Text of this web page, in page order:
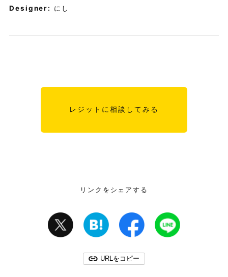
Designer:
にし
レジットに相談してみる
リンクをシェアする
URLをコピー